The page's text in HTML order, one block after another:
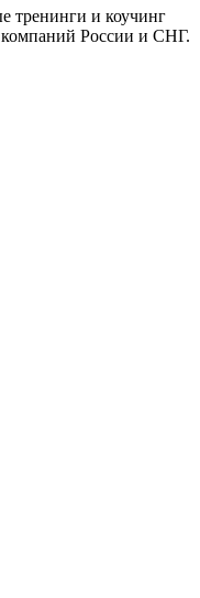
тренинги и коучинг
компаний России и СНГ.